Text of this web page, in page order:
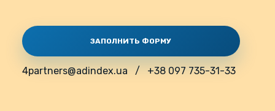
ЗАПОЛНИТЬ ФОРМУ
4partners@adindex.ua / +38 097 735-31-33